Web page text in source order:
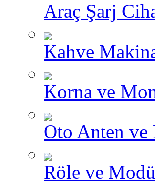
Araç Şarj
Kahve
Korna ve
Oto Anten ve
Röle ve